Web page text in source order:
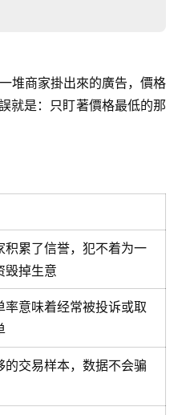
堆商家掛出來的廣告，價格
就是：只盯著價格最低的那
积累了信誉，犯不着为一
毁掉生意
率意味着经常被投诉或取
的交易样本，数据不会骗